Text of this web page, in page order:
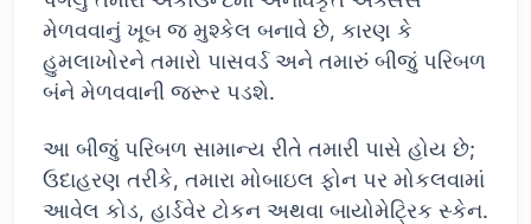
મેળવવાનું ખૂબ જ મુશ્કેલ બનાવે છે, કારણ કે
હુમલાખોરને તમારો પાસવર્ડ અને તમારું બીજું પરિબળ
બંને મેળવવાની જરૂર પડશે.
આ બીજું પરિબળ સામાન્ય રીતે તમારી પાસે હોય છે;
ઉદાહરણ તરીકે, તમારા મોબાઇલ ફોન પર મોકલવામાં
આવેલ કોડ, હાર્ડવેર ટોકન અથવા બાયોમેટ્રિક સ્કેન.